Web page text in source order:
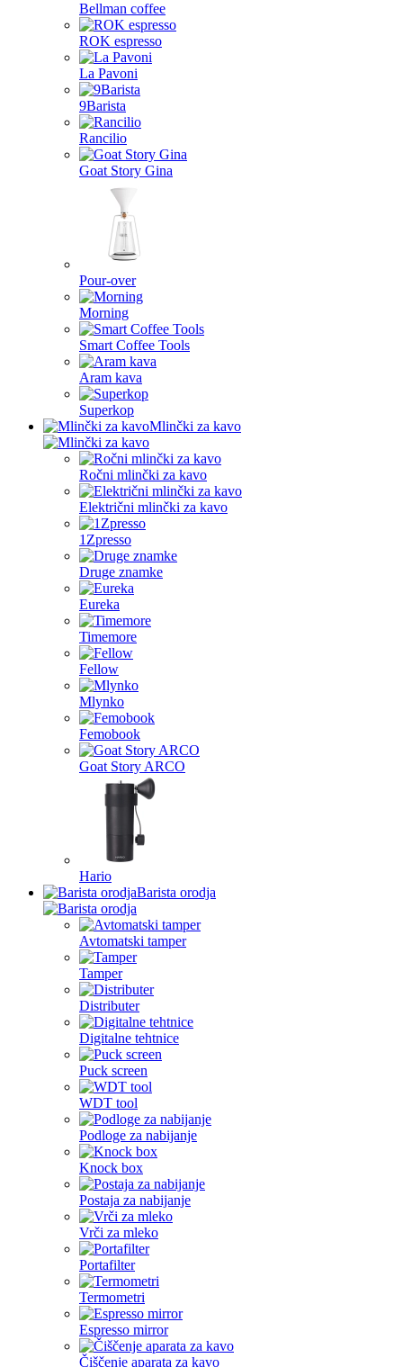
Bellman coffee
ROK espresso
La Pavoni
9Barista
Rancilio
Goat Story Gina
Pour-over
Morning
Smart Coffee Tools
Aram kava
Superkop
Mlinčki za kavo
Ročni mlinčki za kavo
Električni mlinčki za kavo
1Zpresso
Druge znamke
Eureka
Timemore
Fellow
Mlynko
Femobook
Goat Story ARCO
Hario
Barista orodja
Avtomatski tamper
Tamper
Distributer
Digitalne tehtnice
Puck screen
WDT tool
Podloge za nabijanje
Knock box
Postaja za nabijanje
Vrči za mleko
Portafilter
Termometri
Espresso mirror
Čiščenje aparata za kavo